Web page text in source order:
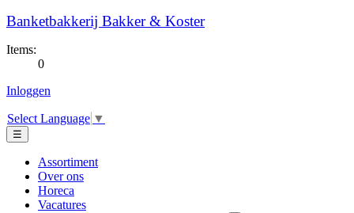
Banketbakkerij Bakker & Koster
Items:
0
Inloggen
Select Language ▼
☰
Assortiment
Over ons
Horeca
Vacatures